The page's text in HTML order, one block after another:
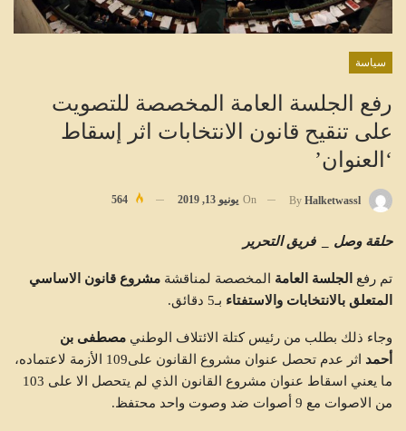
سياسة
رفع الجلسة العامة المخصصة للتصويت
على تنقيح قانون الانتخابات اثر إسقاط
‘العنوان’
By Halketwassl
On يونيو 13, 2019 564
حلقة وصل _ فريق التحرير
تم رفع الجلسة العامة المخصصة لمناقشة مشروع قانون الاساسي
المتعلق بالانتخابات والاستفتاء بـ5 دقائق.
وجاء ذلك بطلب من رئيس كتلة الائتلاف الوطني مصطفى بن
أحمد
اثر عدم تحصل عنوان مشروع القانون على109 الأزمة لاعتماده،
ما يعني اسقاط عنوان مشروع القانون الذي لم يتحصل الا على 103
من الاصوات مع 9 أصوات ضد وصوت واحد محتفظ.